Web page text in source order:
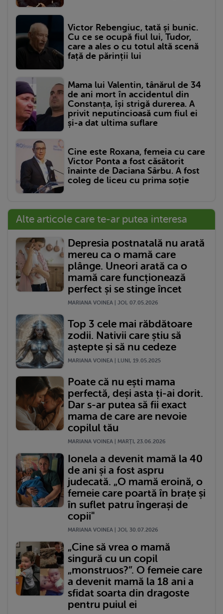
Victor Rebengiuc, tată și bunic.
Cu ce se ocupă fiul lui, Tudor,
care a ales o cu totul altă scenă
față de părinții lui
Mama lui Valentin, tânărul de 34
de ani mort în accidentul din
Constanța, își strigă durerea. A
privit neputincioasă cum fiul ei
și-a dat ultima suflare
Cine este Roxana, femeia cu care
Victor Ponta a fost căsătorit
înainte de Daciana Sârbu. A fost
coleg de liceu cu prima soție
Alte articole care te-ar putea interesa
Depresia postnatală nu arată
mereu ca o mamă care
plânge. Uneori arată ca o
mamă care funcționează
perfect și se stinge încet
MARIANA VOINEA | JOI, 07.05.2026
Top 3 cele mai răbdătoare
zodii. Nativii care știu să
aștepte și să nu cedeze
MARIANA VOINEA | LUNI, 19.05.2025
Poate că nu ești mama
perfectă, deși asta ți-ai dorit.
Dar s-ar putea să fii exact
mama de care are nevoie
copilul tău
MARIANA VOINEA | MARŢI, 23.06.2026
Ionela a devenit mamă la 40
de ani și a fost aspru
judecată. „O mamă eroină, o
femeie care poartă în brațe și
în suflet patru îngerași de
copii"
MARIANA VOINEA | JOI, 30.07.2026
„Cine să vrea o mamă
singură cu un copil
„monstruos?”. O femeie care
a devenit mamă la 18 ani a
sfidat soarta din dragoste
pentru puiul ei